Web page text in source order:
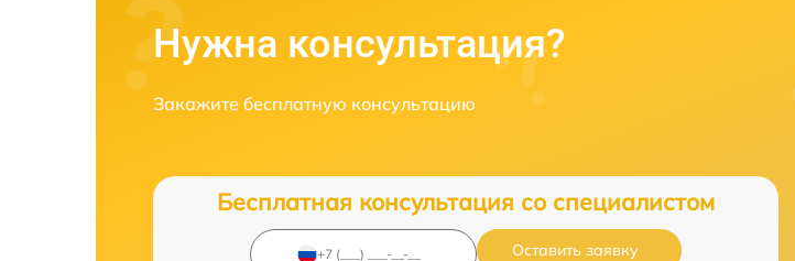
Нужна консультация?
Закажите бесплатную консультацию
Бесплатная консультация со специалистом
Оставить заявку